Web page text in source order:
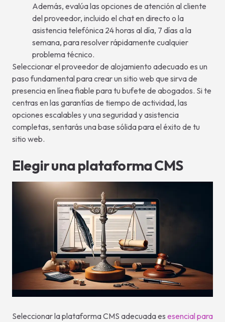
Además, evalúa las opciones de atención al cliente
del proveedor, incluido el chat en directo o la
asistencia telefónica 24 horas al día, 7 días a la
semana, para resolver rápidamente cualquier
problema técnico.
Seleccionar el proveedor de alojamiento adecuado es un
paso fundamental para crear un sitio web que sirva de
presencia en línea fiable para tu bufete de abogados. Si te
centras en las garantías de tiempo de actividad, las
opciones escalables y una seguridad y asistencia
completas, sentarás una base sólida para el éxito de tu
sitio web.
Elegir una plataforma CMS
Seleccionar la plataforma CMS adecuada es esencial para